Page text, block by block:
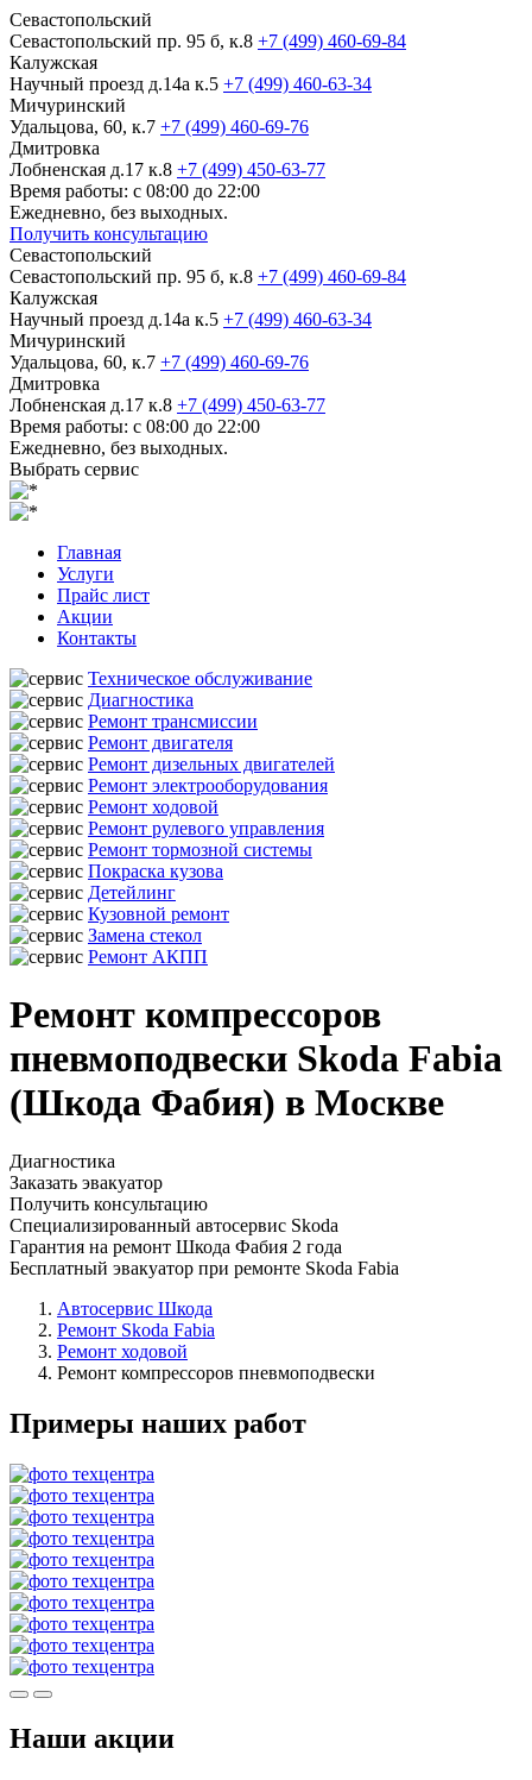
Севастопольский
Севастопольский пр. 95 б, к.8 +7 (499) 460-69-84
Калужская
Научный проезд д.14а к.5 +7 (499) 460-63-34
Мичуринский
Удальцова, 60, к.7 +7 (499) 460-69-76
Дмитровка
Лобненская д.17 к.8 +7 (499) 450-63-77
Время работы: с 08:00 до 22:00
Ежедневно, без выходных.
Получить консультацию
Севастопольский
Севастопольский пр. 95 б, к.8 +7 (499) 460-69-84
Калужская
Научный проезд д.14а к.5 +7 (499) 460-63-34
Мичуринский
Удальцова, 60, к.7 +7 (499) 460-69-76
Дмитровка
Лобненская д.17 к.8 +7 (499) 450-63-77
Время работы: с 08:00 до 22:00
Ежедневно, без выходных.
Выбрать сервис
Главная
Услуги
Прайс лист
Акции
Контакты
Техническое обслуживание
Диагностика
Ремонт трансмиссии
Ремонт двигателя
Ремонт дизельных двигателей
Ремонт электрооборудования
Ремонт ходовой
Ремонт рулевого управления
Ремонт тормозной системы
Покраска кузова
Детейлинг
Кузовной ремонт
Замена стекол
Ремонт АКПП
Ремонт компрессоров
пневмоподвески Skoda Fabia
(Шкода Фабия) в Москве
Диагностика
Заказать эвакуатор
Получить консультацию
Специализированный автосервис Skoda
Гарантия на ремонт Шкода Фабия 2 года
Бесплатный эвакуатор при ремонте Skoda Fabia
Автосервис Шкода
Ремонт Skoda Fabia
Ремонт ходовой
Ремонт компрессоров пневмоподвески
Примеры наших работ
Наши акции